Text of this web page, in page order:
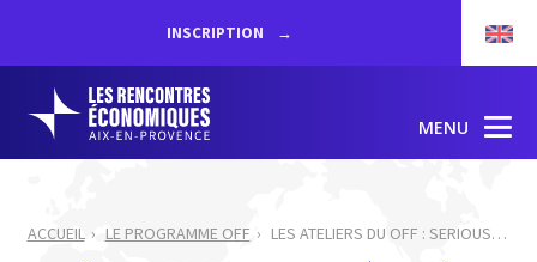
INSCRIPTION
MENU
ACCUEIL LE PROGRAMME OFF LES ATELIERS DU OFF : SERIOUS…